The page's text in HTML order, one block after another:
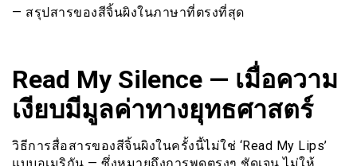
— สรุปสารของสีจิ้นผิงในภาษาที่ตรงที่สุด
Read My Silence — เมื่อความ
เงียบมีมูลค่าทางยุทธศาสตร์
วิธีการสื่อสารของสีจิ้นผิงในครั้งนี้ไม่ใช่ ‘Read My Lips’